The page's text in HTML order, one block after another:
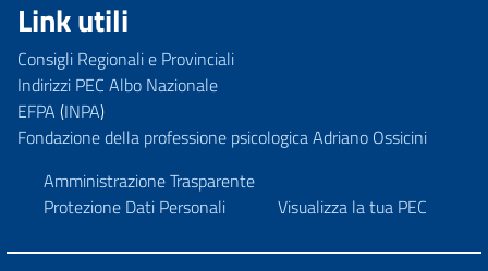
Link utili
Consigli Regionali e Provinciali
Indirizzi PEC Albo Nazionale
EFPA (INPA)
Fondazione della professione psicologica Adriano Ossicini
Amministrazione Trasparente
Protezione Dati Personali
Visualizza la tua PEC